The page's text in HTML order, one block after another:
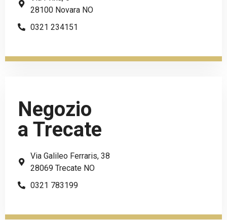
28100 Novara NO
0321 234151
Negozio
a Trecate
Via Galileo Ferraris, 38
28069 Trecate NO
0321 783199